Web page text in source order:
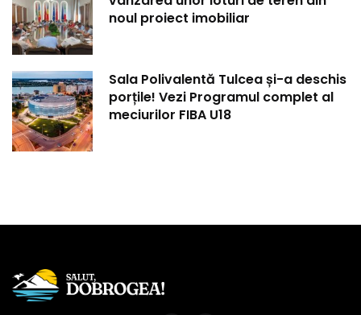
noul proiect imobiliar
Sala Polivalentă Tulcea și-a deschis
porțile! Vezi Programul complet al
meciurilor FIBA U18